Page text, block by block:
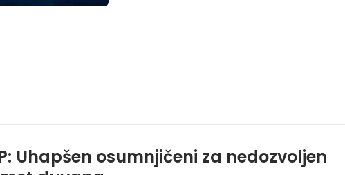
Uhapšen osumnjičeni za nedozvoljen